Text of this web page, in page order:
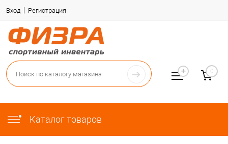
Вход Регистрация
Каталог товаров
0